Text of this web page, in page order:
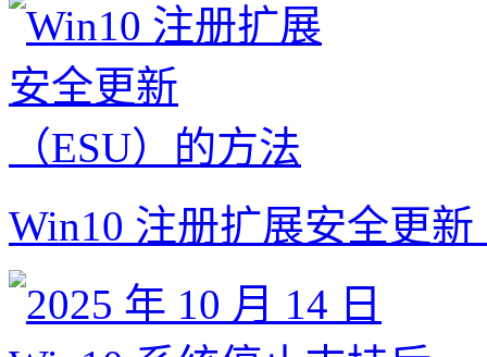
Win10 注册扩展安全更